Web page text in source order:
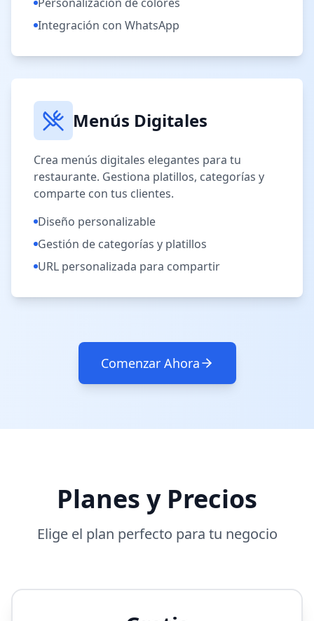
Integración con WhatsApp
Menús Digitales
Crea menús digitales elegantes para tu
restaurante. Gestiona platillos, categorías y
comparte con tus clientes.
Diseño personalizable
Gestión de categorías y platillos
URL personalizada para compartir
Comenzar Ahora
Planes y Precios
Elige el plan perfecto para tu negocio